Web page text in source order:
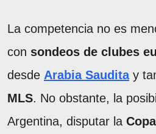
La competencia no es
con sondeos de clubes
desde Arabia Sauditay
MLS. No obstante, la
Argentina, disputar la